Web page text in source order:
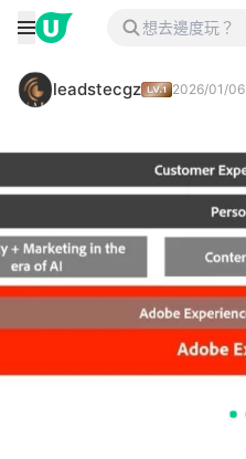
leadstecgz 2026/01/06